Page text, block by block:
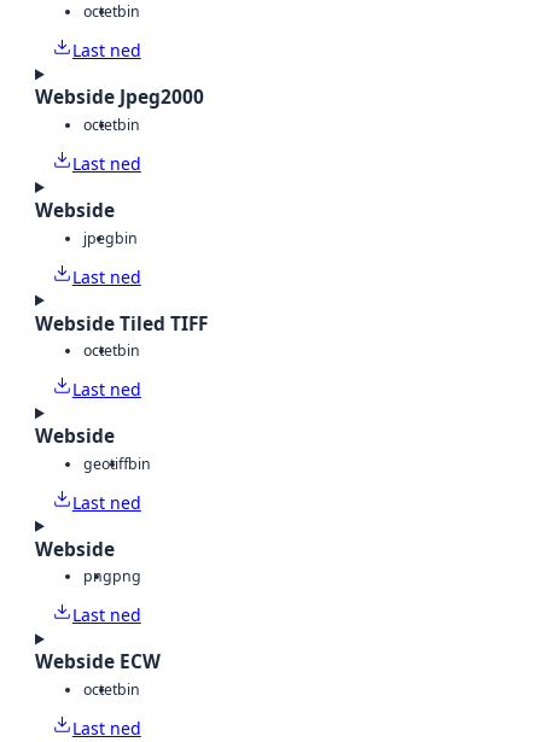
octetbin
Last ned
Webside Jpeg2000
octetbin
Last ned
Webside
jpegbin
Last ned
Webside Tiled TIFF
octetbin
Last ned
Webside
geotiffbin
Last ned
Webside
pngpng
Last ned
Webside ECW
octetbin
Last ned